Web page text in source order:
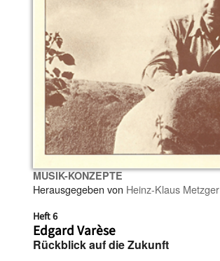
MUSIK-KONZEPTE
Herausgegeben von Heinz-Klaus Metzger
Heft 6
Edgard Varèse
Rückblick auf die Zukunft